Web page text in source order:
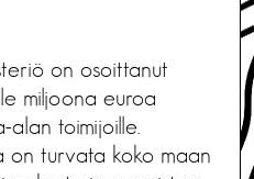
on osoittanut
miljoona euroa
alan toimijoille.
on turvata koko maan